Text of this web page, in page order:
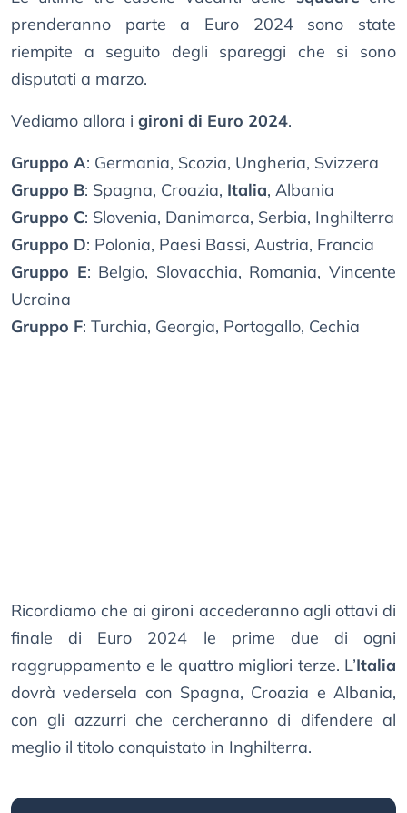
prenderanno parte a Euro 2024 sono state
riempite a seguito degli spareggi che si sono
disputati a marzo.
Vediamo allora i gironi di Euro 2024.
Gruppo A: Germania, Scozia, Ungheria, Svizzera
Gruppo B: Spagna, Croazia, Italia, Albania
Gruppo C: Slovenia, Danimarca, Serbia, Inghilterra
Gruppo D: Polonia, Paesi Bassi, Austria, Francia
Gruppo E: Belgio, Slovacchia, Romania, Vincente
Ucraina
Gruppo F: Turchia, Georgia, Portogallo, Cechia
Ricordiamo che ai gironi accederanno agli ottavi di
finale di Euro 2024 le prime due di ogni
raggruppamento e le quattro migliori terze. L’Italia
dovrà vedersela con Spagna, Croazia e Albania,
con gli azzurri che cercheranno di difendere al
meglio il titolo conquistato in Inghilterra.